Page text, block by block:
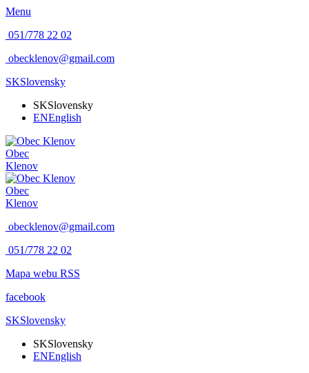
Menu
051/778 22 02
obecklenov@gmail.com
SKSlovensky
SKSlovensky
ENEnglish
Obec
Klenov
Obec
Klenov
obecklenov@gmail.com
051/778 22 02
Mapa webu RSS
facebook
SKSlovensky
SKSlovensky
ENEnglish